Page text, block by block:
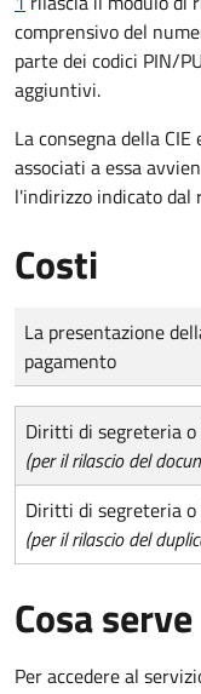
comprensivo del
parte dei codici PIN/
aggiuntivi.
La consegna della
associati a essa
l'indirizzo indicato dal
Costi
Tipo di pagamento
Importo
La presentazione
pagamento
Diritti di segreteria
(per il rilascio del
Diritti di segreteria
(per il rilascio del
Cosa serve
Per accedere al